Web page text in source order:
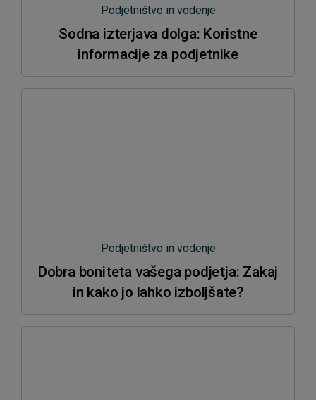
Podjetništvo in vodenje
Sodna izterjava dolga: Koristne
informacije za podjetnike
Podjetništvo in vodenje
Dobra boniteta vašega podjetja: Zakaj
in kako jo lahko izboljšate?